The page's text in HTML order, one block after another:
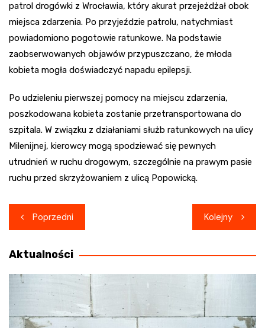
patrol drogówki z Wrocławia, który akurat przejeżdżał obok
miejsca zdarzenia. Po przyjeździe patrolu, natychmiast
powiadomiono pogotowie ratunkowe. Na podstawie
zaobserwowanych objawów przypuszczano, że młoda
kobieta mogła doświadczyć napadu epilepsji.
Po udzieleniu pierwszej pomocy na miejscu zdarzenia,
poszkodowana kobieta zostanie przetransportowana do
szpitala. W związku z działaniami służb ratunkowych na ulicy
Milenijnej, kierowcy mogą spodziewać się pewnych
utrudnień w ruchu drogowym, szczególnie na prawym pasie
ruchu przed skrzyżowaniem z ulicą Popowicką.
Nawigacja
wpisu
Poprzedni Kolejny
Aktualności